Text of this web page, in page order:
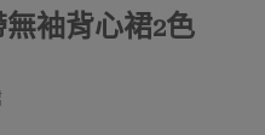
袖背心裙2色